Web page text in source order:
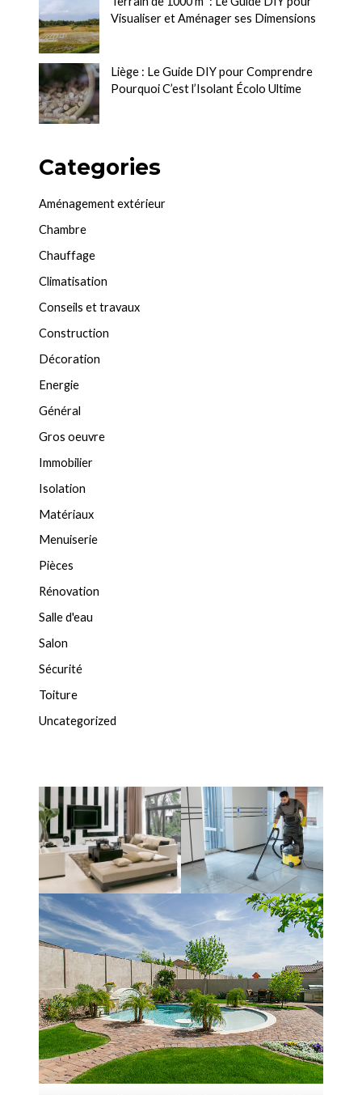
Visualiser et Aménager ses Dimensions
Liège : Le Guide DIY pour Comprendre
Pourquoi C’est l’Isolant Écolo Ultime
Categories
Aménagement extérieur
Chambre
Chauffage
Climatisation
Conseils et travaux
Construction
Décoration
Energie
Général
Gros oeuvre
Immobilier
Isolation
Matériaux
Menuiserie
Pièces
Rénovation
Salle d'eau
Salon
Sécurité
Toiture
Uncategorized